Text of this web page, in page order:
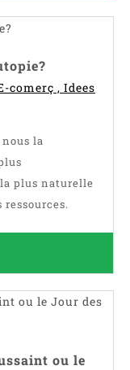
comerç , Idees
la
plus naturelle
ou le